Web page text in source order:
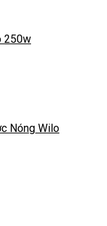
250w
Nóng Wilo